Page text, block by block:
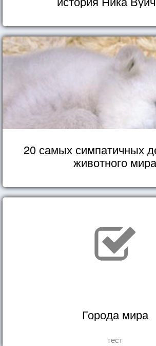
20 самых симпатичных
животного мира
Города мира
тест